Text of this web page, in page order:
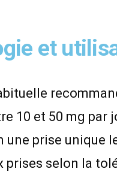
et
10 et 50 mg par
une prise unique
prises selon la